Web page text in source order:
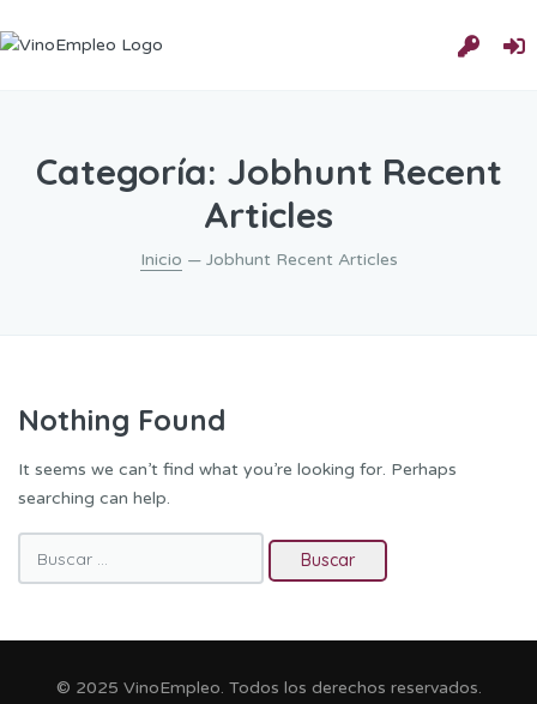
Categoría: Jobhunt Recent
Articles
Inicio — Jobhunt Recent Articles
Nothing Found
It seems we can’t find what you’re looking for. Perhaps
searching can help.
Buscar:
© 2025 VinoEmpleo. Todos los derechos reservados.